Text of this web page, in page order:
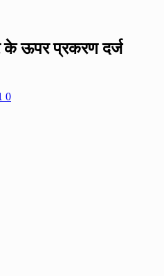
के ऊपर प्रकरण दर्ज
0